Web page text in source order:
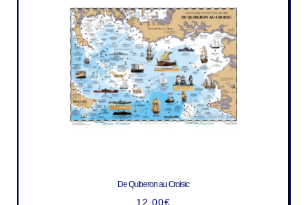
De Quiberon au Croisic
12,00€